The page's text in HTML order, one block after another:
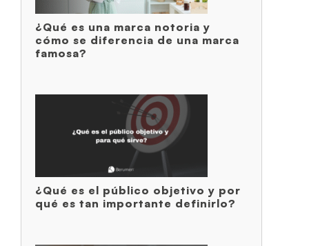
¿Qué es una marca notoria y
cómo se diferencia de una marca
famosa?
¿Qué es el público objetivo y por
qué es tan importante definirlo?